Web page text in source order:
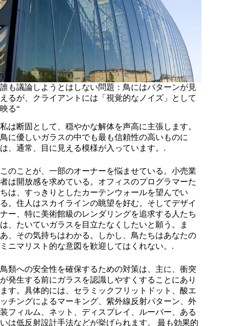
誰も議論しようとはしない問題：鳥にはパターンが見
えるが、クライアントには「視覚的なノイズ」として
映る“
私は断固として、穏やかな解体を声高に主張します。
鳥に優しいガラスの中でも最も信頼性の高いものに
は、通常、目に見える模様が入っています。.
このことが、一部のオーナーを悩ませている。小売業
者は開放感を求めている。オフィスのプログラマーた
ちは、すっきりとしたカーテンウォールを望んでい
る。住人はスカイラインの眺望を好む。そしてデザイ
ナー、特に美術館級のレンダリングを追求する人たち
は、たいていガラスを目立たなくしたいと願う。ま
あ、その気持ちはわかる。しかし、鳥たちはあなたの
ミニマリスト的な意図を歓迎してはくれない。.
鳥類への安全性を確保するための対策は、主に、衝突
が発生する前にガラスを認識しやすくすることにあり
ます。具体的には、セラミックフリットドット、酸エ
ッチングによるマーキング、紫外線反射パターン、外
装フィルム、ネット、ディスプレイ、ルーバー、ある
いは低反射設計手法などが挙げられます。 最も効果的